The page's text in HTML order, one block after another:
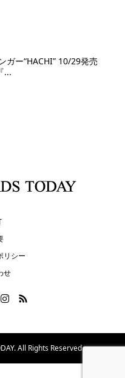
ガー“HACHI” 10/29発売
...
リシー
せ
All Rights Reserved.